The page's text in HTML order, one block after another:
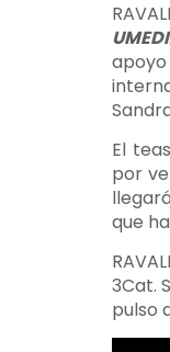
El
por
que
3Cat.
pulso